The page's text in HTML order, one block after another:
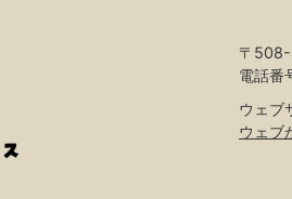
〒
電話番
ウェブ
ウェブ